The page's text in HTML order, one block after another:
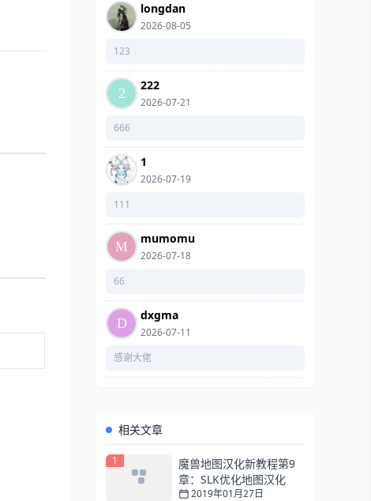
longdan
2026-08-05
123
222
2026-07-21
666
1
2026-07-19
111
mumomu
2026-07-18
66
dxgma
2026-07-11
感谢大佬
相关文章
1
魔兽地图汉化新教程第9
章：SLK优化地图汉化
2019年01月27日